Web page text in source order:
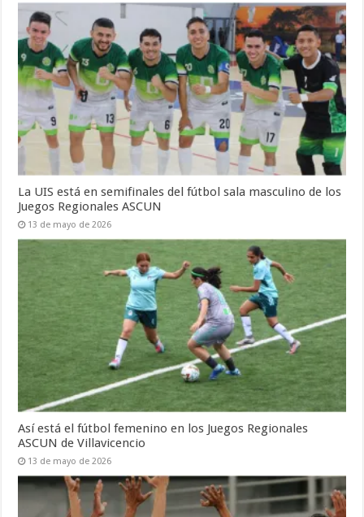
La UIS está en semifinales del fútbol sala masculino de los
Juegos Regionales ASCUN
13 de mayo de 2026
Así está el fútbol femenino en los Juegos Regionales
ASCUN de Villavicencio
13 de mayo de 2026